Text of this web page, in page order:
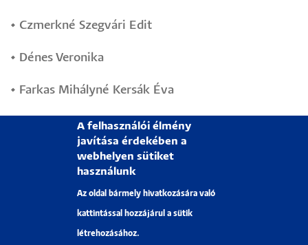
• Czmerkné Szegvári Edit
• Dénes Veronika
• Farkas Mihályné Kersák Éva
Fintha Attiláné
Gáspár Gyuláné Husz Erzsébet
Gutrai Attila Ernő
Harsányi Zoltánné
A felhasználói élmény
javítása érdekében a
webhelyen sütiket
használunk
Az oldal bármely hivatkozására való
kattintással hozzájárul a sütik
létrehozásához.